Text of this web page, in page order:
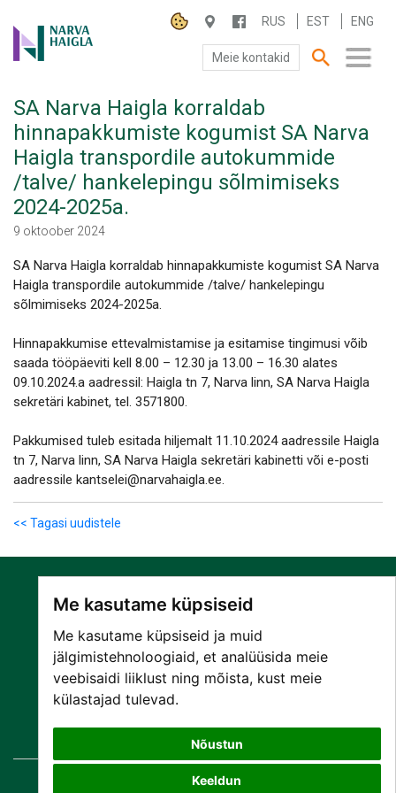
Me kasutame küpsiseid
Me kasutame küpsiseid ja muid
jälgimistehnoloogiaid, et analüüsida meie
veebisaidi liiklust ning mõista, kust meie
külastajad tulevad.
Nõustun
Keeldun
RUS EST ENG
Meie kontakid
SA NARVA HAIGLA
PATSIENDILE
TEENUSED
SA Narva Haigla korraldab
hinnapakkumiste kogumist SA Narva
Haigla transpordile autokummide
/talve/ hankelepingu sõlmimiseks
2024-2025a.
9 oktoober 2024
SA Narva Haigla korraldab hinnapakkumiste kogumist SA Narva
Haigla transpordile autokummide /talve/ hankelepingu
sõlmimiseks 2024-2025a.
Hinnapakkumise ettevalmistamise ja esitamise tingimusi võib
saada tööpäeviti kell 8.00 – 12.30 ja 13.00 – 16.30 alates
09.10.2024.a aadressil: Haigla tn 7, Narva linn, SA Narva Haigla
sekretäri kabinet, tel. 3571800.
Pakkumised tuleb esitada hiljemalt 11.10.2024 aadressile Haigla
tn 7, Narva linn, SA Narva Haigla sekretäri kabinetti või e-posti
aadressile kantselei@narvahaigla.ee.
<< Tagasi uudistele
SA NARVA HAIGLA